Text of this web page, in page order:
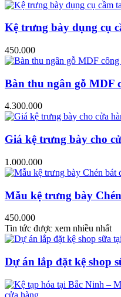
Kệ trưng bày dụng cụ
450.000
Bàn thu ngân gỗ MDF
4.300.000
Giá kệ trưng bày cho
1.000.000
Mẫu kệ trưng bày
450.000
Tin tức được xem nhiều nhất
Dự án lắp đặt kệ shop